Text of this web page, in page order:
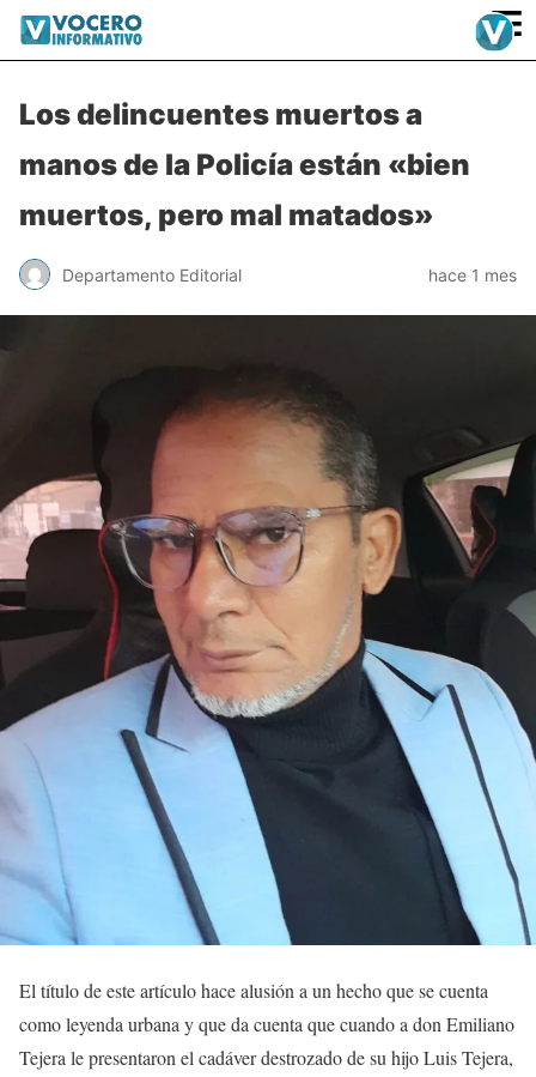
≡
Los delincuentes muertos a
manos de la Policía están «bien
muertos, pero mal matados»
Departamento Editorial hace 1 mes
El título de este artículo hace alusión a un hecho que se cuenta
como leyenda urbana y que da cuenta que cuando a don Emiliano
Tejera le presentaron el cadáver destrozado de su hijo Luis Tejera,